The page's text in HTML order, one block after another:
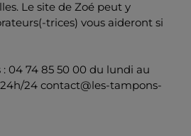
Le site de Zoé peut y
trices) vous aideront si
04 74 85 50 00 du lundi au
24 contact@les-tampons-